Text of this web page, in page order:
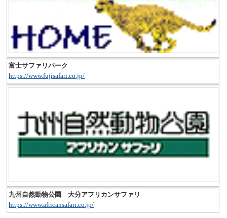
富士サファリパーク
https://www.fujisafari.co.jp/
九州自然動物公園 大分アフリカンサファリ
https://www.africansafari.co.jp/